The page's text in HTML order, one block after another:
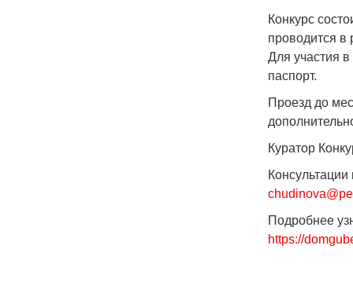
Конкурс
проводится в
Для участия
паспорт.
Проезд до
Куратор
Подробнее
https://